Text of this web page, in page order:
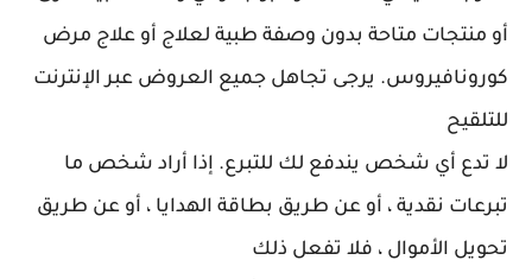
أو منتجات متاحة بدون وصفة طبية لعلاج أو علاج مرض
كورونافيروس. يرجى تجاهل جميع العروض عبر الإنترنت
للتلقيح
لا تدع أي شخص يندفع لك للتبرع. إذا أراد شخص ما
تبرعات نقدية ، أو عن طريق بطاقة الهدايا ، أو عن طريق
تحويل الأموال ، فلا تفعل ذلك